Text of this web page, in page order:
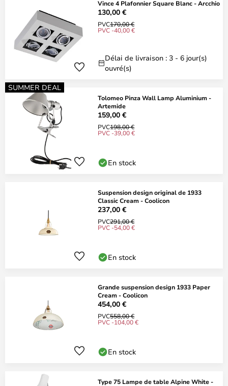
Vince 4 Plafonnier Square Blanc - Arcchio
130,00 €
PVC170,00 €
PVC -40,00 €
Délai de livraison : 3 - 6 jour(s)
ouvré(s)
SUMMER DEAL
Tolomeo Pinza Wall Lamp Aluminium -
Artemide
159,00 €
PVC198,00 €
PVC -39,00 €
En stock
Suspension design original de 1933
Classic Cream - Coolicon
237,00 €
PVC291,00 €
PVC -54,00 €
En stock
Grande suspension design 1933 Paper
Cream - Coolicon
454,00 €
PVC558,00 €
PVC -104,00 €
En stock
Type 75 Lampe de table Alpine White -